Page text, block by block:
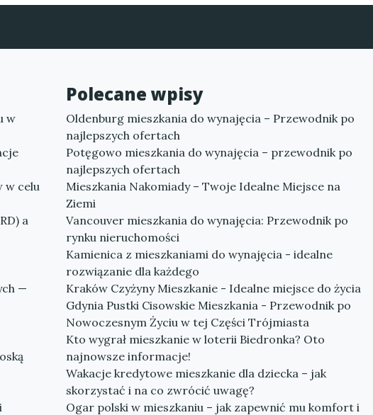
w
w celu
a
—
Polecane wpisy
Oldenburg mieszkania do wynajęcia – Przewodnik po
najlepszych ofertach
Potęgowo mieszkania do wynajęcia – przewodnik po
najlepszych ofertach
Mieszkania Nakomiady – Twoje Idealne Miejsce na
Ziemi
Vancouver mieszkania do wynajęcia: Przewodnik po
rynku nieruchomości
Kamienica z mieszkaniami do wynajęcia - idealne
rozwiązanie dla każdego
Kraków Czyżyny Mieszkanie - Idealne miejsce do życia
Gdynia Pustki Cisowskie Mieszkania - Przewodnik po
Nowoczesnym Życiu w tej Części Trójmiasta
Kto wygrał mieszkanie w loterii Biedronka? Oto
najnowsze informacje!
Wakacje kredytowe mieszkanie dla dziecka – jak
skorzystać i na co zwrócić uwagę?
Ogar polski w mieszkaniu – jak zapewnić mu komfort i